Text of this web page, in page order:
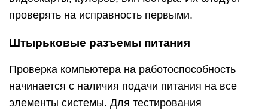
проверять на исправность первыми.
Штырьковые разъемы питания
Проверка компьютера на работоспособность
начинается с наличия подачи питания на все
элементы системы. Для тестирования